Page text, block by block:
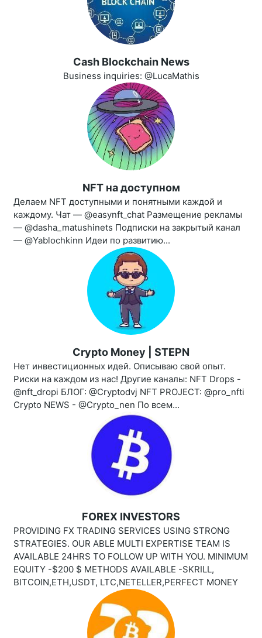
Cash Blockchain News
Business inquiries: @LucaMathis
NFT на доступном
Делаем NFT доступными и понятными каждой и
каждому. Чат — @easynft_chat Размещение рекламы
— @dasha_matushinets Подписки на закрытый канал
— @Yablochkinn Идеи по развитию...
Crypto Money | STEPN
Нет инвестиционных идей. Описываю свой опыт.
Риски на каждом из нас! Другие каналы: NFT Drops -
@nft_dropi БЛОГ: @Cryptodvj NFT PROJECT: @pro_nfti
Crypto NEWS - @Crypto_nen По всем...
FOREX INVESTORS
PROVIDING FX TRADING SERVICES USING STRONG
STRATEGIES. OUR ABLE MULTI EXPERTISE TEAM IS
AVAILABLE 24HRS TO FOLLOW UP WITH YOU. MINIMUM
EQUITY -$200 $ METHODS AVAILABLE -SKRILL,
BITCOIN,ETH,USDT, LTC,NETELLER,PERFECT MONEY